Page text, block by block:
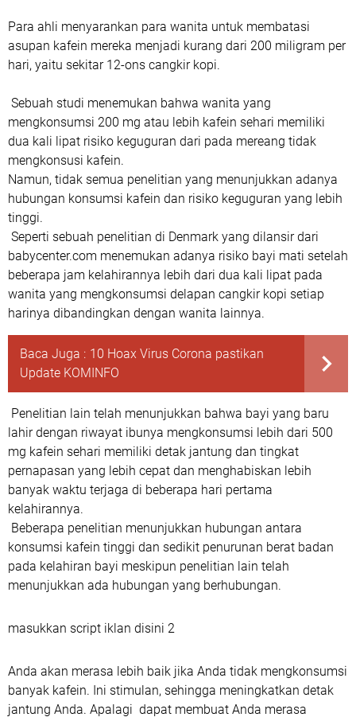
Para ahli menyarankan para wanita untuk membatasi
asupan kafein mereka menjadi kurang dari 200 miligram per
hari, yaitu sekitar 12-ons cangkir kopi.
Sebuah studi menemukan bahwa wanita yang
mengkonsumsi 200 mg atau lebih kafein sehari memiliki
dua kali lipat risiko keguguran dari pada mereang tidak
mengkonsusi kafein.
Namun, tidak semua penelitian yang menunjukkan adanya
hubungan konsumsi kafein dan risiko keguguran yang lebih
tinggi.
Seperti sebuah penelitian di Denmark yang dilansir dari
babycenter.com menemukan adanya risiko bayi mati setelah
beberapa jam kelahirannya lebih dari dua kali lipat pada
wanita yang mengkonsumsi delapan cangkir kopi setiap
harinya dibandingkan dengan wanita lainnya.
Baca Juga : 10 Hoax Virus Corona pastikan
Update KOMINFO
Penelitian lain telah menunjukkan bahwa bayi yang baru
lahir dengan riwayat ibunya mengkonsumsi lebih dari 500
mg kafein sehari memiliki detak jantung dan tingkat
pernapasan yang lebih cepat dan menghabiskan lebih
banyak waktu terjaga di beberapa hari pertama
kelahirannya.
Beberapa penelitian menunjukkan hubungan antara
konsumsi kafein tinggi dan sedikit penurunan berat badan
pada kelahiran bayi meskipun penelitian lain telah
menunjukkan ada hubungan yang berhubungan.
masukkan script iklan disini 2
Anda akan merasa lebih baik jika Anda tidak mengkonsumsi
banyak kafein. Ini stimulan, sehingga meningkatkan detak
jantung Anda. Apalagi dapat membuat Anda merasa